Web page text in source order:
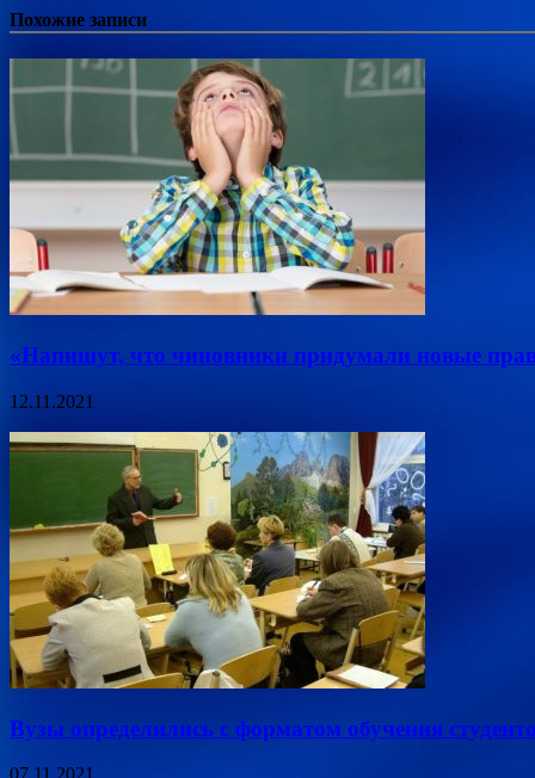
Похожие записи
«Напишут, что чиновники придумали новые
12.11.2021
Вузы определились с форматом обучения